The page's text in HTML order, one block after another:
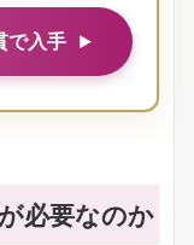
で入手
必要なのか